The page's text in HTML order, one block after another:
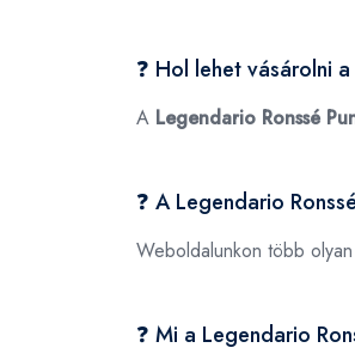
❓ Hol lehet vásárolni
A Legendario Ronssé
❓ A Legendario
Weboldalunkon több
❓ Mi a Legendario